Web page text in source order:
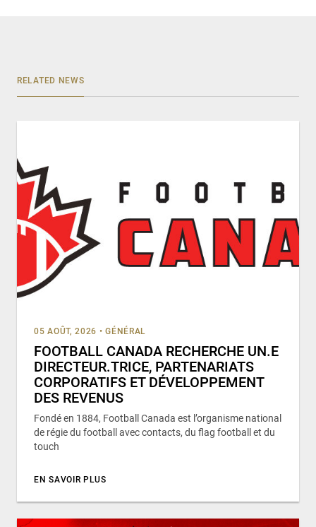
RELATED NEWS
05 AOÛT, 2026 • GÉNÉRAL
FOOTBALL CANADA RECHERCHE UN.E
DIRECTEUR.TRICE, PARTENARIATS
CORPORATIFS ET DÉVELOPPEMENT
DES REVENUS
Fondé en 1884, Football Canada est l’organisme national
de régie du football avec contacts, du flag football et du
touch
EN SAVOIR PLUS